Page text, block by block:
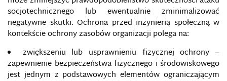
socjotechnicznego lub ewentualnie zminimalizować
negatywne skutki. Ochrona przed inżynierią społeczną w
kontekście ochrony zasobów organizacji polega na:
zwiększeniu lub usprawnieniu fizycznej ochrony –
zapewnienie bezpieczeństwa fizycznego i środowiskowego
jest jednym z podstawowych elementów ograniczającym
EDUKACJA DLA BEZPIECZEŃSTWA W SIECI
EDUKACJA I KULTURA JAKO ŚRODKI WOJNY
INFORMACYJNEJ FR
EKOLOGIA INFORMACJI